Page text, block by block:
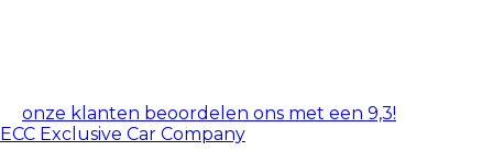
onze klanten beoordelen ons met een 9,3!
ECC Exclusive Car Company